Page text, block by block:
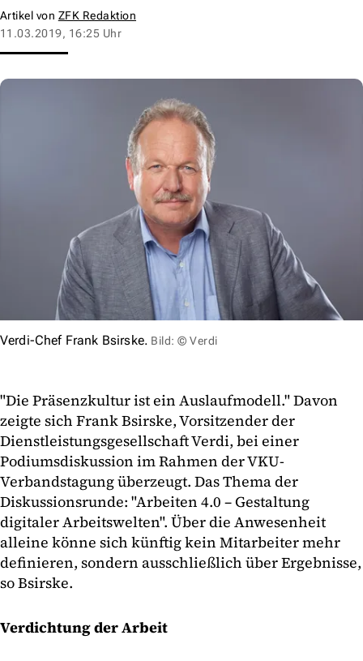
Artikel von ZFK Redaktion
11.03.2019, 16:25 Uhr
Verdi-Chef Frank Bsirske. Bild: © Verdi
"Die Präsenzkultur ist ein Auslaufmodell." Davon
zeigte sich Frank Bsirske, Vorsitzender der
Dienstleistungsgesellschaft Verdi, bei einer
Podiumsdiskussion im Rahmen der VKU-
Verbandstagung überzeugt. Das Thema der
Diskussionsrunde: "Arbeiten 4.0 – Gestaltung
digitaler Arbeitswelten". Über die Anwesenheit
alleine könne sich künftig kein Mitarbeiter mehr
definieren, sondern ausschließlich über Ergebnisse,
so Bsirske.
Verdichtung der Arbeit